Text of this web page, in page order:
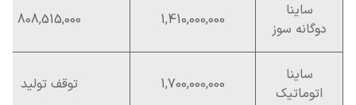
ساینا
دوگانه سوز
1,410,000,000
808,515,000
ساینا
اتوماتیک
1,700,000,000 توقف تولید